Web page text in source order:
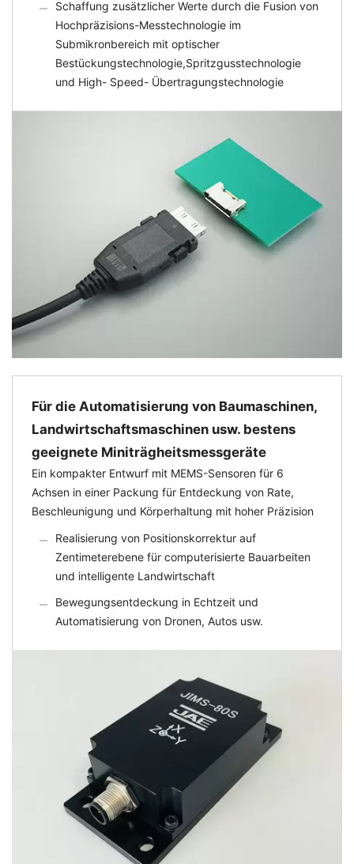
Schaffung zusätzlicher Werte durch die Fusion von
Hochpräzisions-Messtechnologie im
Submikronbereich mit optischer
Bestückungstechnologie,Spritzgusstechnologie
und High- Speed- Übertragungstechnologie
Für die Automatisierung von Baumaschinen,
Landwirtschaftsmaschinen usw. bestens
geeignete Miniträgheitsmessgeräte
Ein kompakter Entwurf mit MEMS-Sensoren für 6
Achsen in einer Packung für Entdeckung von Rate,
Beschleunigung und Körperhaltung mit hoher Präzision
Realisierung von Positionskorrektur auf
Zentimeterebene für computerisierte Bauarbeiten
und intelligente Landwirtschaft
Bewegungsentdeckung in Echtzeit und
Automatisierung von Dronen, Autos usw.